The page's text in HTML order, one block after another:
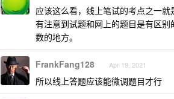
应该这么看，线上笔试的考点之一
有注意到试题和网上的题目是有区
数的地方。
FrankFang128 Apr 19, 2021
所以线上答题应该能微调题目才行